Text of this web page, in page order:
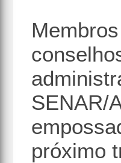
SENAR/
próximo